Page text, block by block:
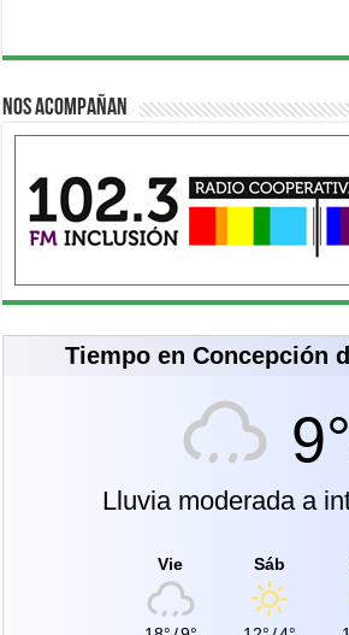
Nos acompañan
Tiempo en Concepción
9°
Lluvia moderada a
Vie Sáb